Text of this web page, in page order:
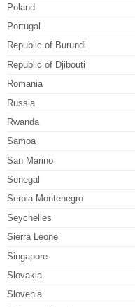
Poland
Portugal
Republic of Burundi
Republic of Djibouti
Romania
Russia
Rwanda
Samoa
San Marino
Senegal
Serbia-Montenegro
Seychelles
Sierra Leone
Singapore
Slovakia
Slovenia